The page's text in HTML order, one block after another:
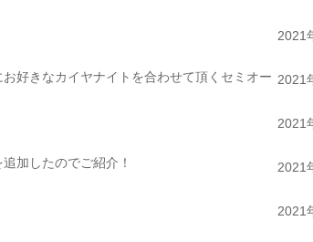
好きなカイヤナイトを合わせて頂くセミオー
加したのでご紹介！
2021
2021
2021
2021
2021